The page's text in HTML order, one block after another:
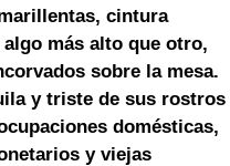
cintura
más alto que otro,
sobre la mesa.
y triste de sus rostros
domésticas,
y viejas